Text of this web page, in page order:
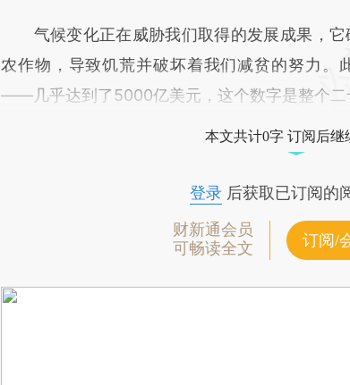
气候变化正在威胁我们取得的发展成果，它
农作物，导致饥荒并破坏着我们减贫的努力。
——几乎达到了5000亿美元，这个数字是整个二
本文共计0字 订阅后继
登录后获取已订阅的
财新通会员
可畅读全文
订阅/